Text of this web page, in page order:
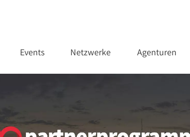
Events Netzwerke Agenturen